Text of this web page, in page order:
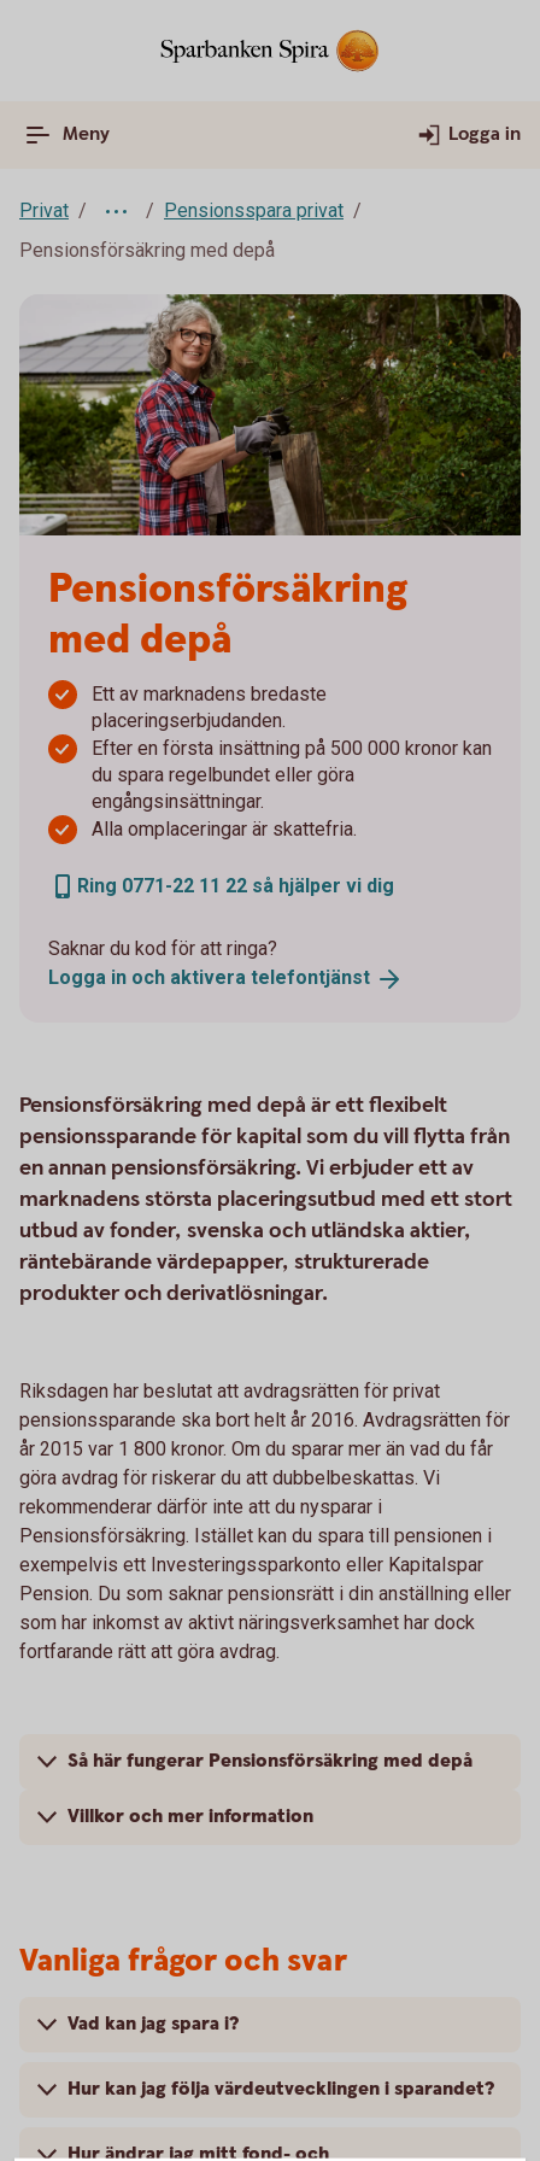
Meny Logga in
Privat
Pensionsspara privat
Pensionsförsäkring med depå
Pensionsförsäkring
med depå
Ett av marknadens bredaste
placeringserbjudanden.
Efter en första insättning på 500 000 kronor kan
du spara regelbundet eller göra
engångsinsättningar.
Alla omplaceringar är skattefria.
Ring 0771-22 11 22 så hjälper vi dig
Saknar du kod för att ringa?
Logga in och aktivera telefontjänst
Pensionsförsäkring med depå är ett flexibelt
pensionssparande för kapital som du vill flytta från
en annan pensionsförsäkring. Vi erbjuder ett av
marknadens största placeringsutbud med ett stort
utbud av fonder, svenska och utländska aktier,
räntebärande värdepapper, strukturerade
produkter och derivatlösningar.
Riksdagen har beslutat att avdragsrätten för privat
pensionssparande ska bort helt år 2016. Avdragsrätten för
år 2015 var 1 800 kronor. Om du sparar mer än vad du får
göra avdrag för riskerar du att dubbelbeskattas. Vi
rekommenderar därför inte att du nysparar i
Pensionsförsäkring. Istället kan du spara till pensionen i
exempelvis ett Investeringssparkonto eller Kapitalspar
Pension. Du som saknar pensionsrätt i din anställning eller
som har inkomst av aktivt näringsverksamhet har dock
fortfarande rätt att göra avdrag.
Så här fungerar Pensionsförsäkring med depå
Villkor och mer information
Vanliga frågor och svar
Vad kan jag spara i?
Hur kan jag följa värdeutvecklingen i sparandet?
Hur ändrar jag mitt fond- och